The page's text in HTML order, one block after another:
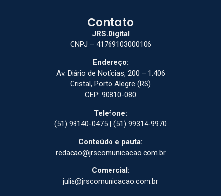
Contato
JRS.Digital
CNPJ – 41769103000106
Endereço:
Av. Diário de Notícias, 200 – 1.406
Cristal, Porto Alegre (RS)
CEP: 90810-080
Telefone:
(51) 98140-0475 | (51) 99314-9970
Conteúdo e pauta:
redacao@jrscomunicacao.com.br
Comercial:
julia@jrscomunicacao.com.br